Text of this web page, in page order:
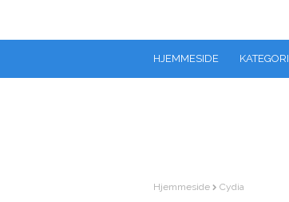
HJEMMESIDE
Hjemmeside Cydia